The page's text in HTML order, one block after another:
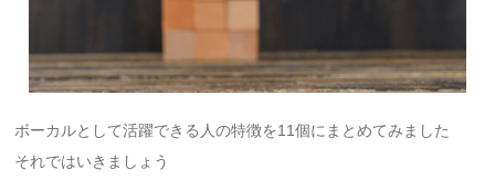
ボーカルとして活躍できる人の特徴を11個にまとめてみました
それではいきましょう